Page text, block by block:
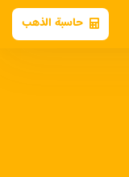
حاسبة الذهب